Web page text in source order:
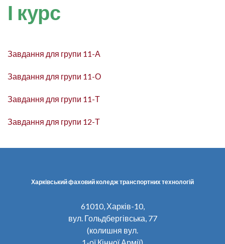
І курс
Завдання для групи 11-А
Завдання для групи 11-О
Завдання для групи 11-Т
Завдання для групи 12-Т
Харківський фаховий коледж транспортних технологій
61010, Харків-10,
вул. Гольдбергівська, 77
(колишня вул.